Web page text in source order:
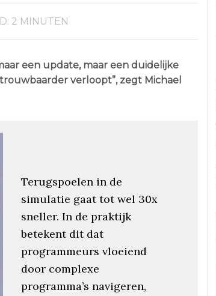
2 MINUTEN
een update, maar een duidelijke
verloopt”, zegt Michael
Terugspoelen in de
simulatie gaat tot wel 30x
sneller. In de praktijk
betekent dit dat
programmeurs vloeiend
door complexe
programma’s navigeren,